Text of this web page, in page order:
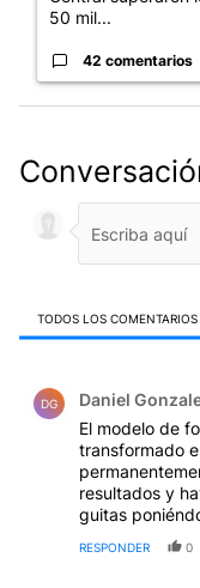
50 mil...
42 comentarios
TODOS LOS COMENTARIOS
DG Daniel
El modelo de
transformado
resultados y
guitas
RESPONDER 0